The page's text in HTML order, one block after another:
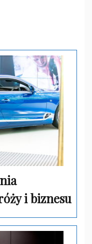
i biznesu